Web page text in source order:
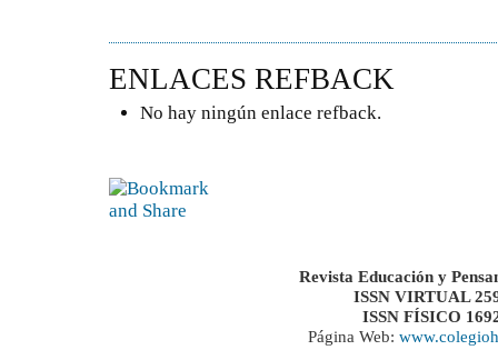
ENLACES REFBACK
No hay ningún enlace refback.
Revista Educación y
ISSN VIRTUAL
ISSN FÍSICO
Página Web: